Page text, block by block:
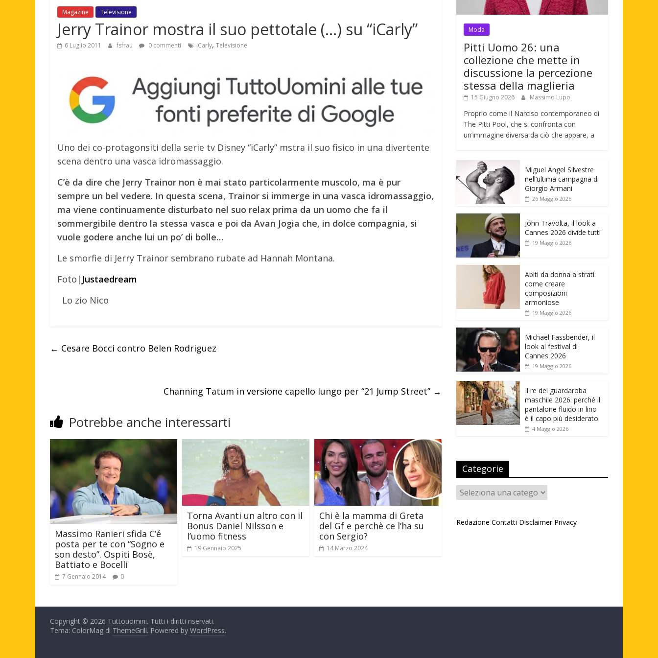
Magazine Televisione
Jerry Trainor mostra il suo pettotale (…) su “iCarly”
6 Luglio 2011 fsfrau 0 commenti iCarly, Televisione
Uno dei co-protagonsiti della serie tv Disney “iCarly” mstra il suo fisico in una divertente
scena dentro una vasca idromassaggio.
C’è da dire che Jerry Trainor non è mai stato particolarmente muscolo, ma è pur
sempre un bel vedere. In questa scena, Trainor si immerge in una vasca idromassaggio,
ma viene continuamente disturbato nel suo relax prima da un uomo che fa il
sommergibile dentro la stessa vasca e poi da Avan Jogia che, in dolce compagnia, si
vuole godere anche lui un po’ di bolle…
Le smorfie di Jerry Trainor sembrano rubate ad Hannah Montana.
Foto| Justaedream
Lo zio Nico
← Cesare Bocci contro Belen Rodriguez
Channing Tatum in versione capello lungo per “21 Jump Street” →
Potrebbe anche interessarti
Massimo Ranieri sfida C’é
posta per te con “Sogno e
son desto”. Ospiti Bosè,
Battiato e Bocelli
7 Gennaio 2014 0
Torna Avanti un altro con il
Bonus Daniel Nilsson e
l’uomo fitness
19 Gennaio 2025
Chi è la mamma di Greta
del Gf e perchè ce l’ha su
con Sergio?
14 Marzo 2024
Moda
Pitti Uomo 26: una
collezione che mette in
discussione la percezione
stessa della maglieria
15 Giugno 2026 Massimo Lupo
Proprio come il Narciso contemporaneo di
The Pitti Pool, che si confronta con
un’immagine diversa da ciò che appare, a
Miguel Angel Silvestre
nell’ultima campagna di
Giorgio Armani
26 Maggio 2026
John Travolta, il look a
Cannes 2026 divide tutti
19 Maggio 2026
Abiti da donna a strati:
come creare
composizioni
armoniose
19 Maggio 2026
Michael Fassbender, il
look al festival di
Cannes 2026
19 Maggio 2026
Il re del guardaroba
maschile 2026: perché il
pantalone fluido in lino
è il capo più desiderato
4 Maggio 2026
Categorie
Categorie
Redazione Contatti Disclaimer Privacy
Copyright © 2026 Tuttouomini. Tutti i diritti riservati.
Tema: ColorMag di ThemeGrill. Powered by WordPress.